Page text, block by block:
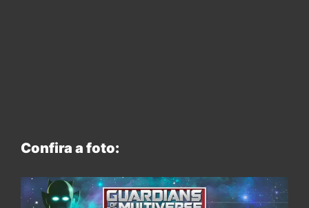
Confira a foto: